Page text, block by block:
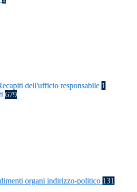
dell'ufficio responsabile 1
679
organi indirizzo-politico 131